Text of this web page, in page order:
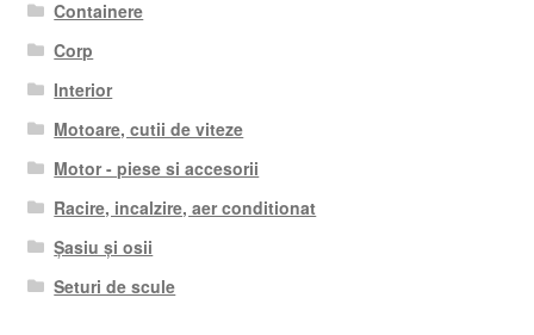
Containere
Corp
Interior
Motoare, cutii de viteze
Motor - piese si accesorii
Racire, incalzire, aer conditionat
Șasiu și osii
Seturi de scule